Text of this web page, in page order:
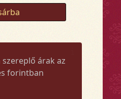
árak az
forintban